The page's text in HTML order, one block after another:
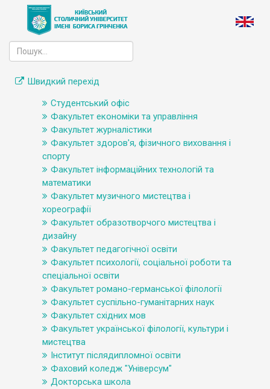
Швидкий перехід
Студентський офіс
Факультет економіки та управління
Факультет журналістики
Факультет здоров'я, фізичного виховання і
спорту
Факультет інформаційних технологій та
математики
Факультет музичного мистецтва і
хореографії
Факультет образотворчого мистецтва і
дизайну
Факультет педагогічної освіти
Факультет психології, соціальної роботи та
спеціальної освіти
Факультет романо-германської філології
Факультет суспільно-гуманітарних наук
Факультет східних мов
Факультет української філології, культури і
мистецтва
Інститут післядипломної освіти
Фаховий коледж "Універсум"
Докторська школа